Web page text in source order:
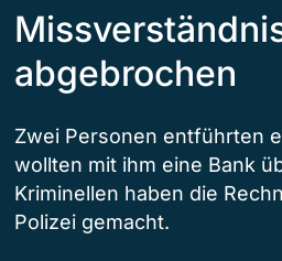
abgebrochen
Zwei Personen entführten
wollten mit ihm eine Bank
Kriminellen haben die
Polizei gemacht.